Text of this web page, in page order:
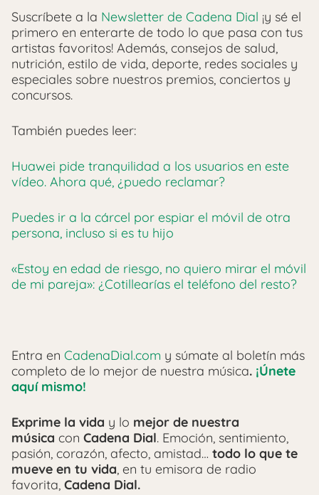
Suscríbete a la Newsletter de Cadena Dial ¡y sé el
primero en enterarte de todo lo que pasa con tus
artistas favoritos! Además, consejos de salud,
nutrición, estilo de vida, deporte, redes sociales y
especiales sobre nuestros premios, conciertos y
concursos.
También puedes leer:
Huawei pide tranquilidad a los usuarios en este
vídeo. Ahora qué, ¿puedo reclamar?
Puedes ir a la cárcel por espiar el móvil de otra
persona, incluso si es tu hijo
«Estoy en edad de riesgo, no quiero mirar el móvil
de mi pareja»: ¿Cotillearías el teléfono del resto?
Entra en CadenaDial.com y súmate al boletín más
completo de lo mejor de nuestra música. ¡Únete
aquí mismo!
Exprime la vida y lo mejor de nuestra
música con Cadena Dial. Emoción, sentimiento,
pasión, corazón, afecto, amistad… todo lo que te
mueve en tu vida, en tu emisora de radio
favorita, Cadena Dial.